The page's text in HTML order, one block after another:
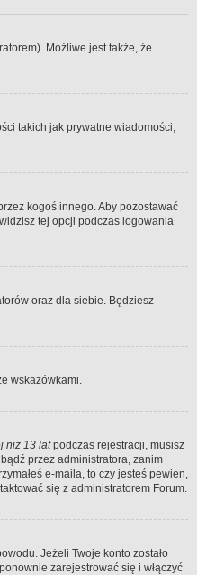
Możliwe jest także, że
takich jak prywatne wiadomości,
kogoś innego. Aby pozostawać
tej opcji podczas logowania
oraz dla siebie. Będziesz
wskazówkami.
niż 13 latpodczas rejestracji, musisz
przez administratora, zanim
e-maila, to czy jesteś pewien,
się z administratorem Forum.
Jeżeli Twoje konto zostało
zarejestrować się i włączyć